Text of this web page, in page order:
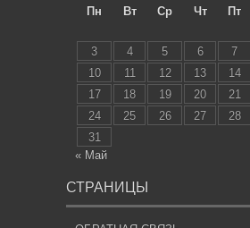
Пн
Вт Ср Чт Пт
3
4 5 6 7
10
11 12 13 14
17
18 19 20 21
24
25 26 27 28
31
« Май
СТРАНИЦЫ